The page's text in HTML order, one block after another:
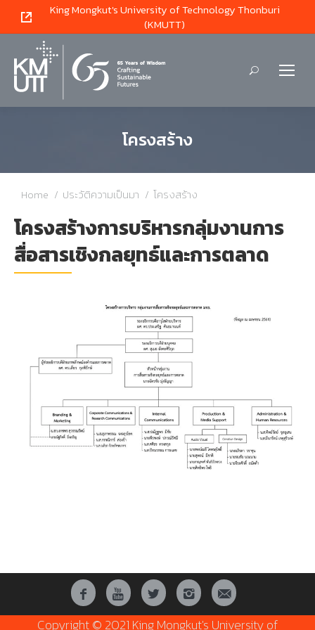
King Mongkut's University of Technology Thonburi
(KMUTT)
Search:
โครงสร้าง
You are here:
Home ประวัติความเป็นมา โครงสร้าง
โครงสร้างการบริหารกลุ่มงานการ
สื่อสารเชิงกลยุทธ์และการตลาด
Copyright © 2021 King Mongkut's University of